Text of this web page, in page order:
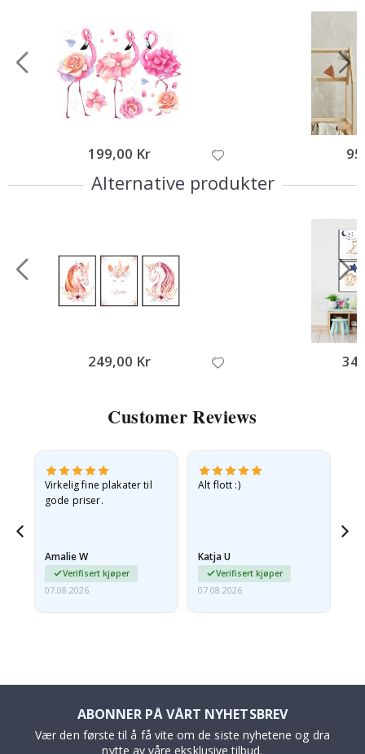
199,00 Kr
Alternative produkter
249,00 Kr
Customer Reviews
Virkelig fine plakater til
gode priser.
Amalie W
Verifisert kjøper
07.08.2026
Alt flott :)
Katja U
Verifisert kjøper
07.08.2026
ABONNER PÅ VÅRT NYHETSBREV
Vær den første til å få vite om de siste nyhetene og dra
nytte av våre eksklusive tilbud.